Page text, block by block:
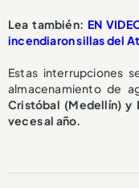
Lea también: EN
incendiaron sillas del
Estas interrupciones
almacenamiento de
Cristóbal (Medellín) y
veces al año.